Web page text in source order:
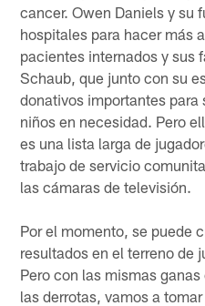
cancer. Owen Daniels y su
hospitales para hacer más
pacientes internados y sus
Schaub, que junto con su
donativos importantes para
niños en necesidad. Pero
es una lista larga de
trabajo de servicio
las cámaras de televisión.
Por el momento, se puede
resultados en el terreno de
Pero con las mismas
las derrotas, vamos a